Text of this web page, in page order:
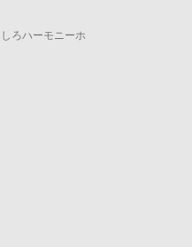
ろハーモニーホ